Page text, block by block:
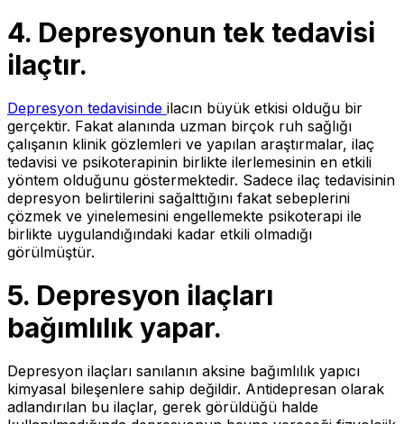
4. Depresyonun tek tedavisi
ilaçtır.
Depresyon tedavisinde ilacın büyük etkisi olduğu bir
gerçektir. Fakat alanında uzman birçok ruh sağlığı
çalışanın klinik gözlemleri ve yapılan araştırmalar, ilaç
tedavisi ve psikoterapinin birlikte ilerlemesinin en etkili
yöntem olduğunu göstermektedir. Sadece ilaç tedavisinin
depresyon belirtilerini sağalttığını fakat sebeplerini
çözmek ve yinelemesini engellemekte psikoterapi ile
birlikte uygulandığındaki kadar etkili olmadığı
görülmüştür.
5. Depresyon ilaçları
bağımlılık yapar.
Depresyon ilaçları sanılanın aksine bağımlılık yapıcı
kimyasal bileşenlere sahip değildir. Antidepresan olarak
adlandırılan bu ilaçlar, gerek görüldüğü halde